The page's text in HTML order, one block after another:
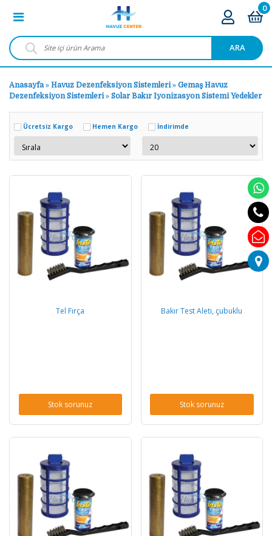
ARA
0
Anasayfa» Havuz Dezenfeksiyon Sistemleri» Gemaş Havuz
Dezenfeksiyon Sistemleri» Solar Bakır Iyonizasyon Sistemi Yedekler
Ücretsiz Kargo Hemen Kargo İndirimde
Tel Fırça
Stok sorunuz
Bakır Test Aleti, çubuklu
Stok sorunuz